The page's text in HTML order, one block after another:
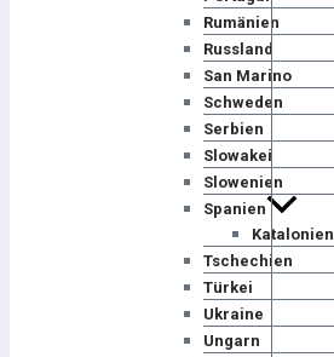
Rumänien
Russland
San Marino
Schweden
Serbien
Slowakei
Slowenien
Spanien
Katalonien
Tschechien
Türkei
Ukraine
Ungarn